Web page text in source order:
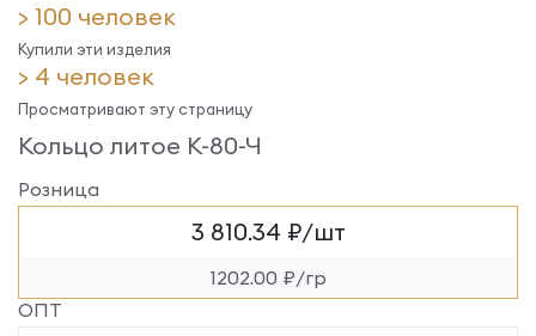
> 100 человек
Купили эти изделия
> 4 человек
Просматривают эту страницу
Кольцо литое К-80-Ч
Розница
3 810.34 ₽/шт
1202.00 ₽/гр
ОПТ